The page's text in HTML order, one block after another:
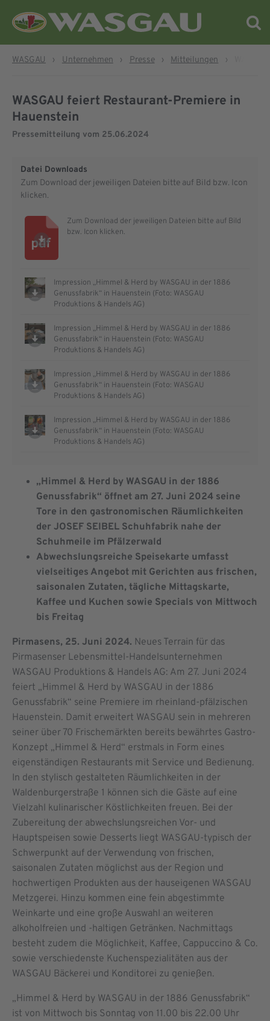
WASGAU › Unternehmen › Presse › Mitteilungen ›
WASGAU feiert Restaurant-Premiere in
Hauenstein
Pressemitteilung vom 25.06.2024
Datei Downloads
Zum Download der jeweiligen Dateien bitte auf Bild bzw. Icon
klicken.
Zum Download der jeweiligen Dateien bitte auf Bild
bzw. Icon klicken.
Impression „Himmel & Herd by WASGAU in der 1886
Genussfabrik“ in Hauenstein (Foto: WASGAU
Produktions & Handels AG)
Impression „Himmel & Herd by WASGAU in der 1886
Genussfabrik“ in Hauenstein (Foto: WASGAU
Produktions & Handels AG)
Impression „Himmel & Herd by WASGAU in der 1886
Genussfabrik“ in Hauenstein (Foto: WASGAU
Produktions & Handels AG)
Impression „Himmel & Herd by WASGAU in der 1886
Genussfabrik“ in Hauenstein (Foto: WASGAU
Produktions & Handels AG)
„Himmel & Herd by WASGAU in der 1886
Genussfabrik“ öffnet am 27. Juni 2024 seine
Tore in den gastronomischen Räumlichkeiten
der JOSEF SEIBEL Schuhfabrik nahe der
Schuhmeile im Pfälzerwald
Abwechslungsreiche Speisekarte umfasst
vielseitiges Angebot mit Gerichten aus frischen,
saisonalen Zutaten, tägliche Mittagskarte,
Kaffee und Kuchen sowie Specials von Mittwoch
bis Freitag
Pirmasens, 25. Juni 2024. Neues Terrain für das
Pirmasenser Lebensmittel-Handelsunternehmen
WASGAU Produktions & Handels AG: Am 27. Juni 2024
feiert „Himmel & Herd by WASGAU in der 1886
Genussfabrik“ seine Premiere im rheinland-pfälzischen
Hauenstein. Damit erweitert WASGAU sein in mehreren
seiner über 70 Frischemärkten bereits bewährtes Gastro-
Konzept „Himmel & Herd“ erstmals in Form eines
eigenständigen Restaurants mit Service und Bedienung.
In den stylisch gestalteten Räumlichkeiten in der
Waldenburgerstraße 1 können sich die Gäste auf eine
Vielzahl kulinarischer Köstlichkeiten freuen. Bei der
Zubereitung der abwechslungsreichen Vor- und
Hauptspeisen sowie Desserts liegt WASGAU-typisch der
Schwerpunkt auf der Verwendung von frischen,
saisonalen Zutaten möglichst aus der Region und
hochwertigen Produkten aus der hauseigenen WASGAU
Metzgerei. Hinzu kommen eine fein abgestimmte
Weinkarte und eine große Auswahl an weiteren
alkoholfreien und -haltigen Getränken. Nachmittags
besteht zudem die Möglichkeit, Kaffee, Cappuccino & Co.
sowie verschiedenste Kuchenspezialitäten aus der
WASGAU Bäckerei und Konditorei zu genießen.
„Himmel & Herd by WASGAU in der 1886 Genussfabrik“
ist von Mittwoch bis Sonntag von 11.00 bis 22.00 Uhr